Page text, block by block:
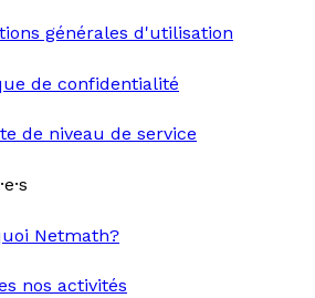
générales d'utilisation
de confidentialité
de niveau de service
Netmath?
nos activités